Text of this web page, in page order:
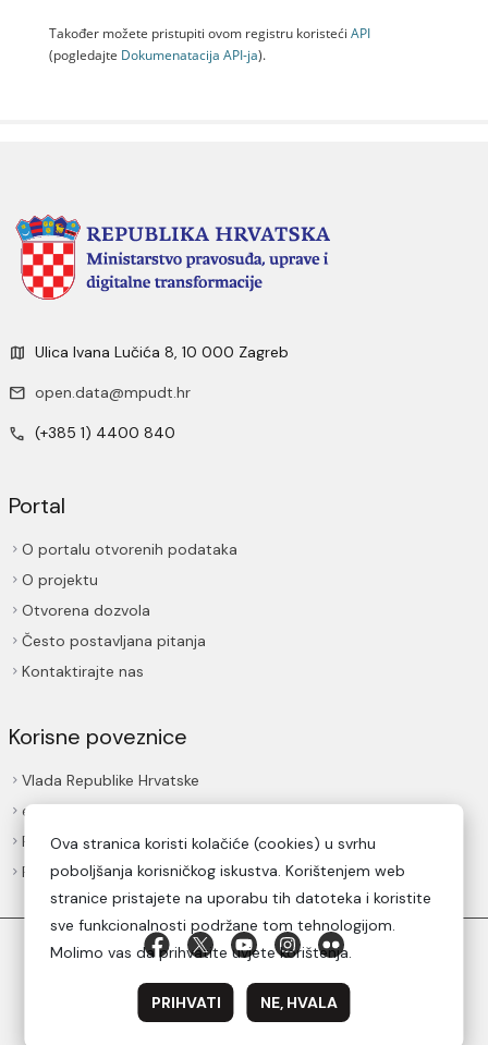
Također možete pristupiti ovom registru koristeći API
(pogledajte Dokumenаtаcijа API-jа).